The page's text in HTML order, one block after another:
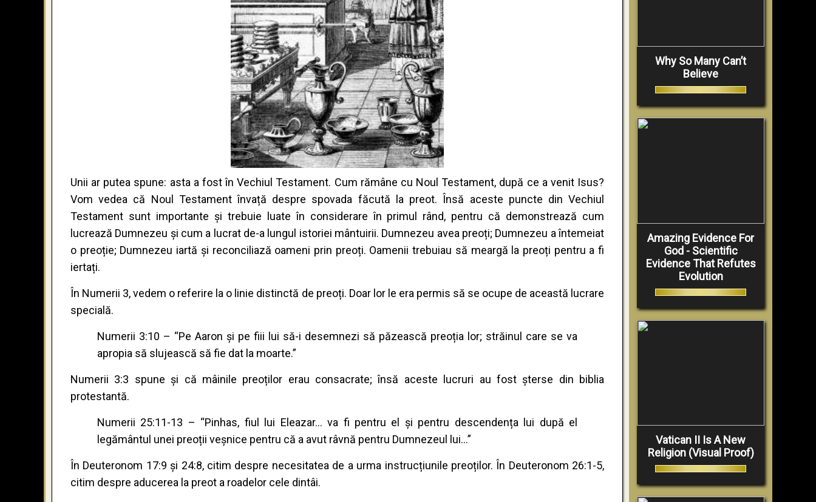
Unii ar putea spune: asta a fost în Vechiul Testament. Cum rămâne cu Noul Testament, după ce a venit Isus?
Vom vedea că Noul Testament învață despre spovada făcută la preot. Însă aceste puncte din Vechiul
Testament sunt importante și trebuie luate în considerare în primul rând, pentru că demonstrează cum
lucrează Dumnezeu și cum a lucrat de-a lungul istoriei mântuirii. Dumnezeu avea preoți; Dumnezeu a întemeiat
o preoție; Dumnezeu iartă și reconciliază oameni prin preoți. Oamenii trebuiau să meargă la preoți pentru a fi
iertați.
În Numerii 3, vedem o referire la o linie distinctă de preoți. Doar lor le era permis să se ocupe de această lucrare
specială.
Numerii 3:10 – “Pe Aaron și pe fiii lui să-i desemnezi să păzească preoția lor; străinul care se va
apropia să slujească să fie dat la moarte.”
Numerii 3:3 spune și că mâinile preoților erau consacrate; însă aceste lucruri au fost șterse din biblia
protestantă.
Numerii 25:11-13 – “Pinhas, fiul lui Eleazar... va fi pentru el și pentru descendența lui după el
legământul unei preoții veșnice pentru că a avut râvnă pentru Dumnezeul lui...”
În Deuteronom 17:9 și 24:8, citim despre necesitatea de a urma instrucțiunile preoților. În Deuteronom 26:1-5,
citim despre aducerea la preot a roadelor cele dintâi.
Why So Many Can’t
Believe
Amazing Evidence For
God - Scientific
Evidence That Refutes
Evolution
Vatican II Is A New
Religion (Visual Proof)